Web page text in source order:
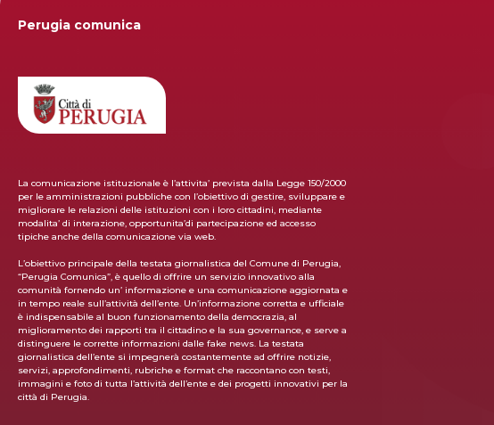
Perugia comunica
La comunicazione istituzionale è l’attivita’ prevista dalla Legge 150/2000
per le amministrazioni pubbliche con l’obiettivo di gestire, sviluppare e
migliorare le relazioni delle istituzioni con i loro cittadini, mediante
modalita’ di interazione, opportunita’di partecipazione ed accesso
tipiche anche della comunicazione via web.
L’obiettivo principale della testata giornalistica del Comune di Perugia,
“Perugia Comunica”, è quello di offrire un servizio innovativo alla
comunità fornendo un’ informazione e una comunicazione aggiornata e
in tempo reale sull’attività dell’ente. Un’informazione corretta e ufficiale
è indispensabile al buon funzionamento della democrazia, al
miglioramento dei rapporti tra il cittadino e la sua governance, e serve a
distinguere le corrette informazioni dalle fake news. La testata
giornalistica dell’ente si impegnerà costantemente ad offrire notizie,
servizi, approfondimenti, rubriche e format che raccontano con testi,
immagini e foto di tutta l’attività dell’ente e dei progetti innovativi per la
città di Perugia.